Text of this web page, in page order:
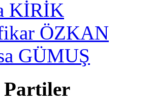
KİRİK
ÖZKAN
GÜMUŞ
Partiler